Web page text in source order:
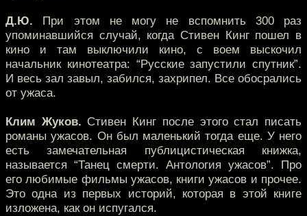
Д.Ю. При этом не могу не вспомнить 300 раз
упоминавшийся случай, когда Стивен Кинг пошел в
кино и там выключили кино, с воем выскочил
начальник кинотеатра: “Русские запустили спутник”.
И весь зал завыл, забился, захрипел. Все обосрались
от ужаса.
Клим Жуков. Стивен Кинг после этого стал писать
романы ужасов. Он был маленький тогда еще. У него
есть замечательная публицистическая книжка,
называется “Танец смерти. Антология ужасов”. Про
его любимые фильмы ужасов, книги ужасов и прочее.
Это одна из первых историй, которая в этой книге
изложена, как он испугался.